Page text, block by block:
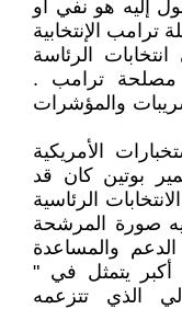
إليه هو نفي أو
ترامب الإنتخابية
الرئاسة
مصلحة ترامب .
والمؤشرات
الأمريكية
بوتين كان قد
الرئاسية
تشويه صورة المرشحة
الدعم والمساعدة
يتمثل في "
الذي تتزعمه